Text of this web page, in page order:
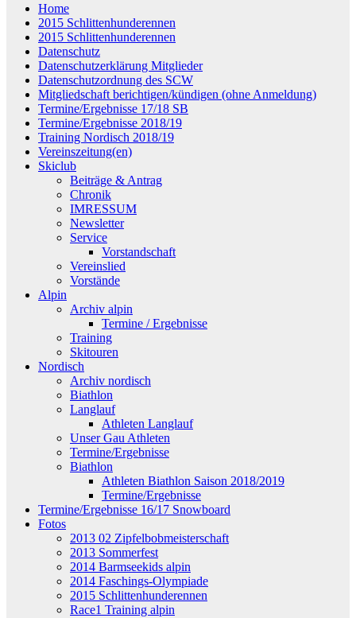
Home
2015 Schlittenhunderennen
2015 Schlittenhunderennen
Datenschutz
Datenschutzerklärung Mitglieder
Datenschutzordnung des SCW
Mitgliedschaft berichtigen/kündigen (ohne Anmeldung)
Termine/Ergebnisse 17/18 SB
Termine/Ergebnisse 2018/19
Training Nordisch 2018/19
Vereinszeitung(en)
Skiclub
Beiträge & Antrag
Chronik
IMRESSUM
Newsletter
Service
Vorstandschaft
Vereinslied
Vorstände
Alpin
Archiv alpin
Termine / Ergebnisse
Training
Skitouren
Nordisch
Archiv nordisch
Biathlon
Langlauf
Athleten Langlauf
Unser Gau Athleten
Termine/Ergebnisse
Biathlon
Athleten Biathlon Saison 2018/2019
Termine/Ergebnisse
Termine/Ergebnisse 16/17 Snowboard
Fotos
2013 02 Zipfelbobmeisterschaft
2013 Sommerfest
2014 Barmseekids alpin
2014 Faschings-Olympiade
2015 Schlittenhunderennen
Race1 Training alpin